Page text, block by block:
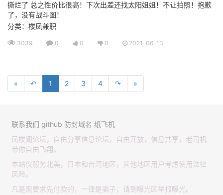
撕烂了 总之性价比很高！下次出差还找太阳姐姐！不让拍照！抱歉
了，没有战斗图！
分类：楼凤兼职
3039 0 0 0 2021-06-13
« ↶ 1 2 3 4 ↷ »
联系我们 github 防封域名 纸飞机
凤楼阁论坛，自由分享信息论坛，自由开放，信息共享，老司机
带你自由飞翔。
本站仅服务北美，日本和台湾地区，其他地区用户考虑使用法律
风险。
凡是现要求先付款的，一律是骗子，请到曝光区举报曝光。